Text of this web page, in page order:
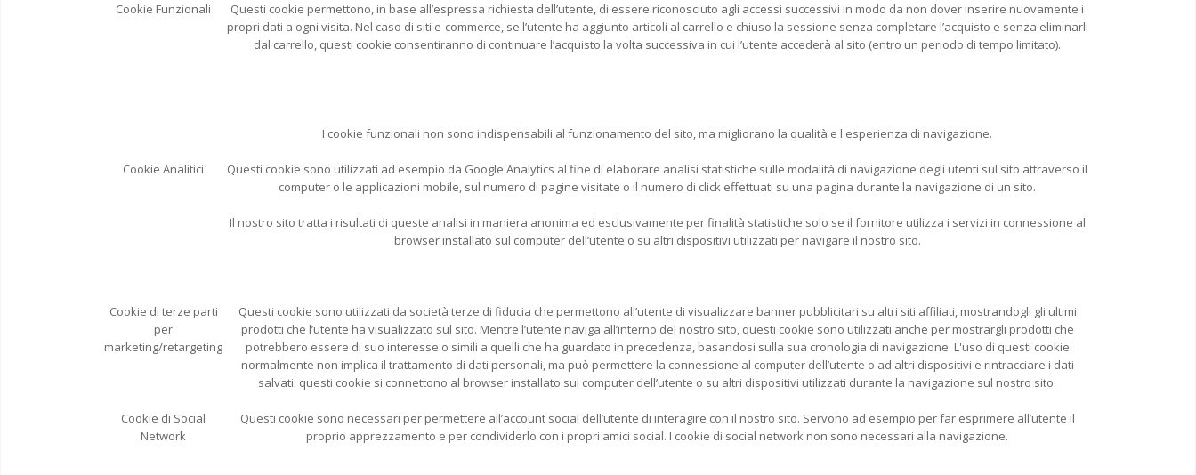
Cookie Funzionali
Questi cookie permettono, in base all’espressa richiesta dell’utente, di essere riconosciuto agli accessi successivi in modo da non dover inserire nuovamente i
propri dati a ogni visita. Nel caso di siti e-commerce, se l’utente ha aggiunto articoli al carrello e chiuso la sessione senza completare l’acquisto e senza eliminarli
dal carrello, questi cookie consentiranno di continuare l’acquisto la volta successiva in cui l’utente accederà al sito (entro un periodo di tempo limitato).
I cookie funzionali non sono indispensabili al funzionamento del sito, ma migliorano la qualità e l'esperienza di navigazione.
Cookie Analitici
Questi cookie sono utilizzati ad esempio da Google Analytics al fine di elaborare analisi statistiche sulle modalità di navigazione degli utenti sul sito attraverso il
computer o le applicazioni mobile, sul numero di pagine visitate o il numero di click effettuati su una pagina durante la navigazione di un sito.
Il nostro sito tratta i risultati di queste analisi in maniera anonima ed esclusivamente per finalità statistiche solo se il fornitore utilizza i servizi in connessione al
browser installato sul computer dell’utente o su altri dispositivi utilizzati per navigare il nostro sito.
Cookie di terze parti
per
marketing/retargeting
Questi cookie sono utilizzati da società terze di fiducia che permettono all’utente di visualizzare banner pubblicitari su altri siti affiliati, mostrandogli gli ultimi
prodotti che l’utente ha visualizzato sul sito. Mentre l’utente naviga all’interno del nostro sito, questi cookie sono utilizzati anche per mostrargli prodotti che
potrebbero essere di suo interesse o simili a quelli che ha guardato in precedenza, basandosi sulla sua cronologia di navigazione. L'uso di questi cookie
normalmente non implica il trattamento di dati personali, ma può permettere la connessione al computer dell’utente o ad altri dispositivi e rintracciare i dati
salvati: questi cookie si connettono al browser installato sul computer dell’utente o su altri dispositivi utilizzati durante la navigazione sul nostro sito.
Cookie di Social
Network
Questi cookie sono necessari per permettere all’account social dell’utente di interagire con il nostro sito. Servono ad esempio per far esprimere all’utente il
proprio apprezzamento e per condividerlo con i propri amici social. I cookie di social network non sono necessari alla navigazione.